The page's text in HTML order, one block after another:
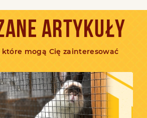
ARTYKUŁY
mogą Cię zainteresować